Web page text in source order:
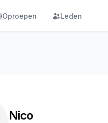
Oproepen Leden
Nico